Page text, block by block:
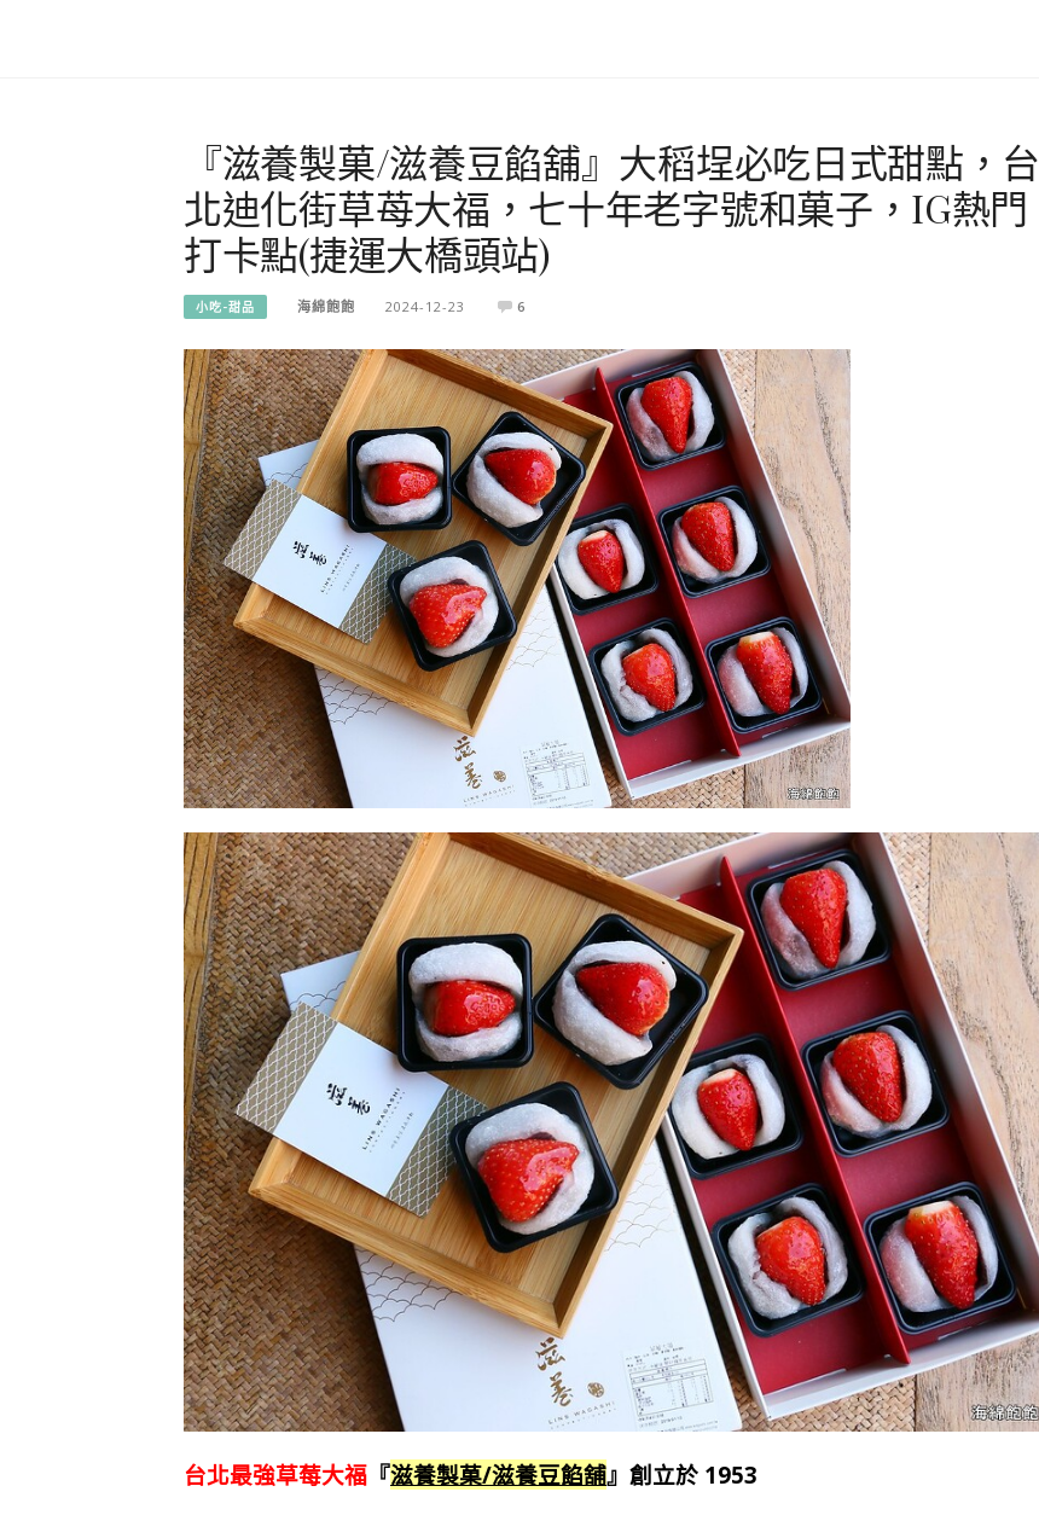
『滋養製菓/滋養豆餡舖』大稻埕必吃日式甜點，台
北迪化街草苺大福，七十年老字號和菓子，IG熱門
打卡點(捷運大橋頭站)
小吃-甜品 海綿飽飽 2024-12-23 6
台北最強草莓大福 『滋養製菓/滋養豆餡舖』創立於 1953